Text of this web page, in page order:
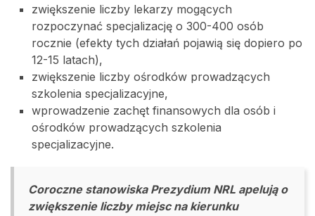
zwiększenie liczby lekarzy mogących
rozpoczynać specjalizację o 300-400 osób
rocznie (efekty tych działań pojawią się dopiero po
12-15 latach),
zwiększenie liczby ośrodków prowadzących
szkolenia specjalizacyjne,
wprowadzenie zachęt finansowych dla osób i
ośrodków prowadzących szkolenia
specjalizacyjne.
Coroczne stanowiska Prezydium NRL apelują o
zwiększenie liczby miejsc na kierunku